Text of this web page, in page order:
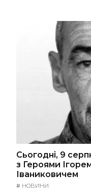
Сьогодні, 9
з Героями
Іваниковичем
# НОВИНИ